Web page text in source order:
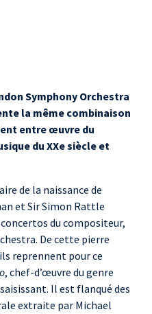
Symphony Orchestra
la même combinaison
entre œuvre du
du XXe siècle et
de la naissance de
et Sir Simon Rattle
du compositeur,
De cette pierre
reprennent pour ce
, chef-d’œuvre du genre
Il est flanqué des
extraite par Michael